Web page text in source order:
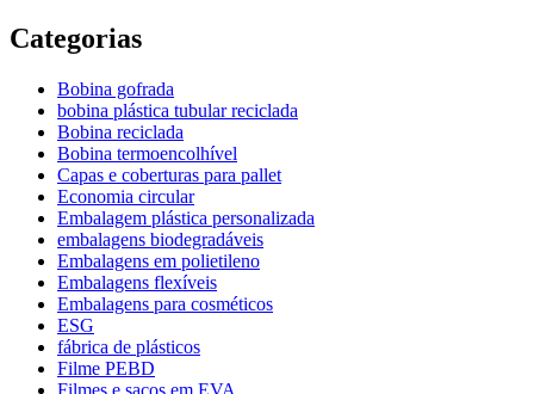
Categorias
Bobina gofrada
bobina plástica tubular reciclada
Bobina reciclada
Bobina termoencolhível
Capas e coberturas para pallet
Economia circular
Embalagem plástica personalizada
embalagens biodegradáveis
Embalagens em polietileno
Embalagens flexíveis
Embalagens para cosméticos
ESG
fábrica de plásticos
Filme PEBD